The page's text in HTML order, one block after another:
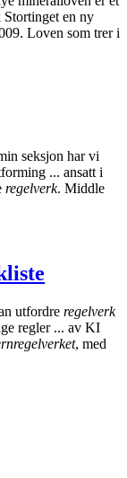
en ny
Loven som trer i
seksjon har vi
... ansatt i
regelverk. Middle
utfordre regelverk
regler ... av KI
, med